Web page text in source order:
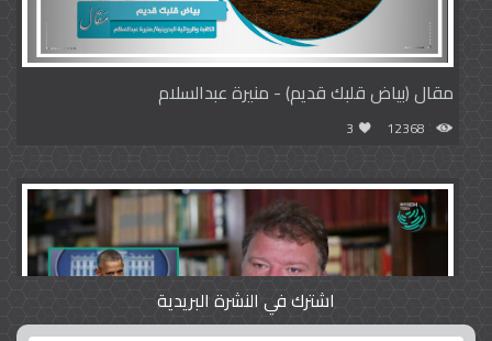
مقال (بياض قلبك قديم) - منيرة عبدالسلام
12368
3
اشترك في النشرة البريدية